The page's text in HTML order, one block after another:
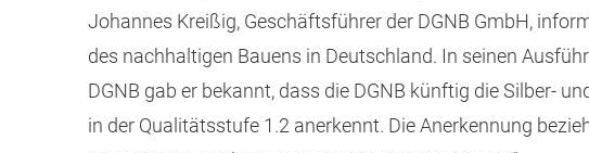
Johannes Kreißig, Geschäftsführer der DGNB GmbH,
des nachhaltigen Bauens in Deutschland. In seinen
DGNB gab er bekannt, dass die DGNB künftig die Silber-
in der Qualitätsstufe 1.2 anerkennt. Die Anerkennung